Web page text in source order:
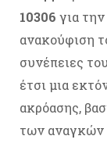
10306 για
ανακούφιση
συνέπειες
έτσι μια
ακρόασης,
των αναγκών